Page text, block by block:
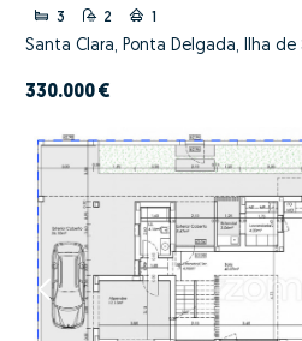
3 2 1
Santa Clara, Ponta Delgada, Ilha de
330.000 €